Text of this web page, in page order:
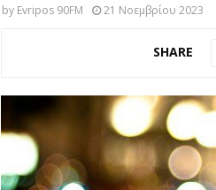
by Evripos 90FM 21 Νοεμβρίου 2023
SHARE